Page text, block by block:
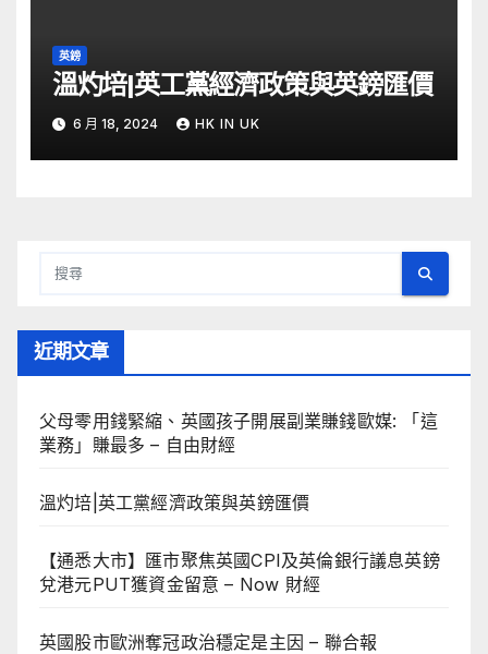
英鎊
溫灼培|英工黨經濟政策與英鎊匯價
6 月 18, 2024 HK IN UK
近期文章
父母零用錢緊縮、英國孩子開展副業賺錢歐媒: 「這
業務」賺最多 – 自由財經
溫灼培|英工黨經濟政策與英鎊匯價
【通悉大市】匯市聚焦英國CPI及英倫銀行議息英鎊
兌港元PUT獲資金留意 – Now 財經
英國股市歐洲奪冠政治穩定是主因 – 聯合報